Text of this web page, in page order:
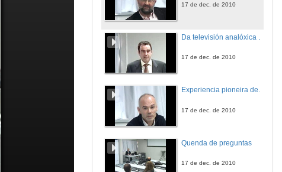
17 de dec. de 2010
17 de dec. de 2010
Experiencia pioneira de UVigoTV: 6 anos facendo televisión en Internet
17 de dec. de 2010
Quenda de preguntas
17 de dec. de 2010